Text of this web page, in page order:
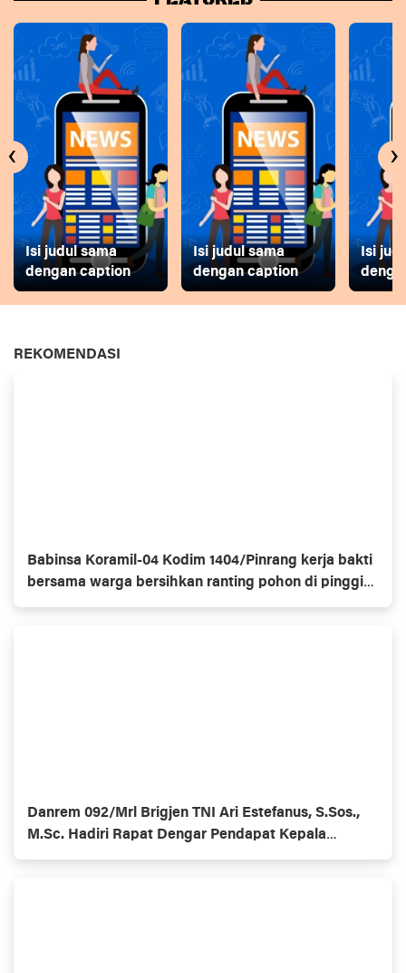
Isi judul sama
dengan caption
Isi judul sama
dengan caption
Isi
‹ ›
REKOMENDASI
Babinsa Koramil-04 Kodim 1404/Pinrang kerja bakti
bersama warga bersihkan ranting pohon di pinggir
jalan
Danrem 092/Mrl Brigjen TNI Ari Estefanus, S.Sos.,
M.Sc. Hadiri Rapat Dengar Pendapat Kepala
Daerah Se-Provinsi Kalimantan Utara